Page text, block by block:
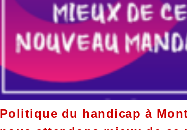
Politique du handicap à